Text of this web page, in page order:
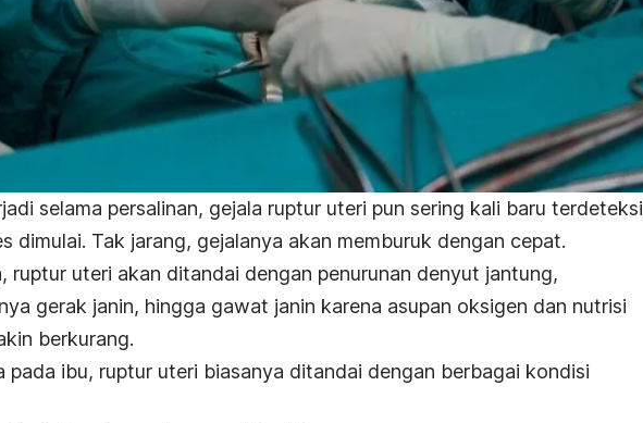
selama persalinan, gejala ruptur uteri pun sering kali baru terdeteksi
dimulai. Tak jarang, gejalanya akan memburuk dengan cepat.
ruptur uteri akan ditandai dengan penurunan denyut jantung,
gerak janin, hingga gawat janin karena asupan oksigen dan nutrisi
berkurang.
pada ibu, ruptur uteri biasanya ditandai dengan berbagai kondisi